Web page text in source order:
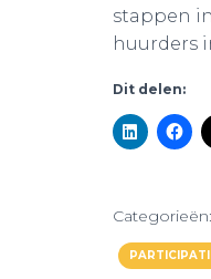
stappen
huurders
Dit delen:
Categorieën: